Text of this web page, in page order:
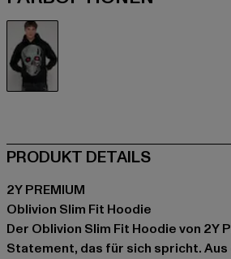
PRODUKT DETAILS
2Y PREMIUM
Oblivion Slim Fit Hoodie
Der Oblivion Slim Fit Hoodie von 2Y
Statement, das für sich spricht.